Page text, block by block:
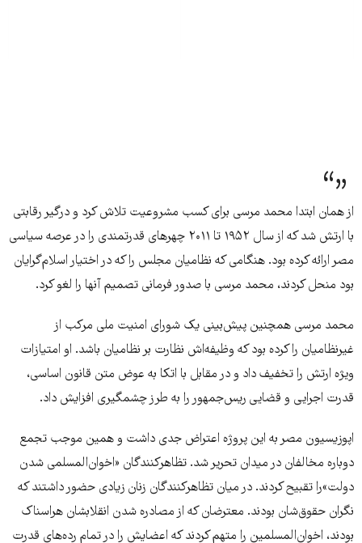
از همان ابتدا محمد مرسی برای کسب مشروعیت تلاش کرد و درگیر رقابتی
با ارتش شد که از سال ۱۹۵۲ تا ۲۰۱۱ چهرهای قدرتمندی را در عرصه سیاسی
مصر ارائه کرده بود. هنگامی که نظامیان مجلس را که در اختیار اسلام‌گرایان
بود منحل کردند، محمد مرسی با صدور فرمانی تصمیم آنها را لغو کرد.
محمد مرسی همچنین پیش‌بینی یک شورای امنیت ملی مرکب از
غیرنظامیان را کرده بود که وظیفه‌اش نظارت بر نظامیان باشد. او امتیازات
ویژه ارتش را تخفیف داد و در مقابل با اتکا به عوض متن قانون اساسی،
قدرت اجرایی و قضایی ریس‌جمهور را به طرز چشمگیری افزایش ‌داد.
اپوزیسیون مصر به این پروژه اعتراض جدی داشت و همین موجب تجمع
دوباره مخالفان در میدان تحریر شد. تظاهرکنندگان «اخوان‌المسلمی شدن
دولت»را تقبیح کردند. در میان تظاهر‌کنندگان زنان زیادی حضور داشتند که
نگران حقوق‌شان بودند. معترضان که از مصادره شدن انقلابشان هراسناک
بودند، اخوان‌المسلمین را متهم کردند که اعضایش را در تمام رده‌های قدرت